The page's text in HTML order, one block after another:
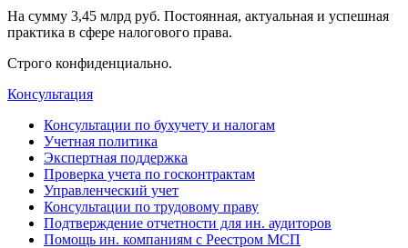
На сумму 3,45 млрд руб. Постоянная, актуальная и успешная
практика в сфере налогового права.
Строго конфиденциально.
Консультация
Консультации по бухучету и налогам
Учетная политика
Экспертная поддержка
Проверка учета по госконтрактам
Управленческий учет
Консультации по трудовому праву
Подтверждение отчетности для ин. аудиторов
Помощь ин. компаниям с Реестром МСП